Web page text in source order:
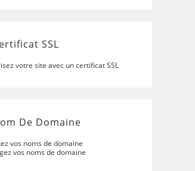
SSL
votre site avec un certificat SSL
De Domaine
vos noms de domaine
vos noms de domaine